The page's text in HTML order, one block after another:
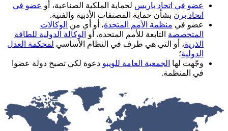
الملكية الصناعية، أوعضو في
الأدبية والفنية.
، أو أي منالوكالات
المتحدة، أوالوكالة الدولية للطاقة
النظام الأساسي لمحكمة العدل
دعوة لكي تصبح دولة عضوا